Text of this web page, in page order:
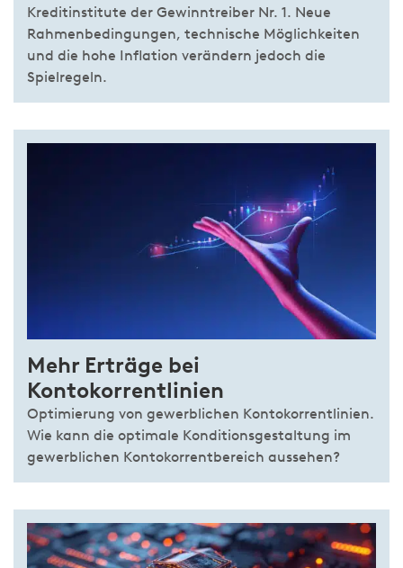
Kreditinstitute der Gewinntreiber Nr. 1. Neue
Rahmenbedingungen, technische Möglichkeiten
und die hohe Inflation verändern jedoch die
Spielregeln.
Mehr Erträge bei
Kontokorrentlinien
Optimierung von gewerblichen Kontokorrentlinien.
Wie kann die optimale Konditionsgestaltung im
gewerblichen Kontokorrentbereich aussehen?